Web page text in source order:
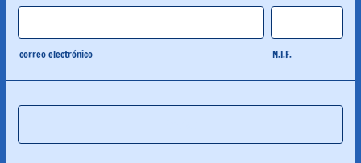
correo electrónico N.I.F.